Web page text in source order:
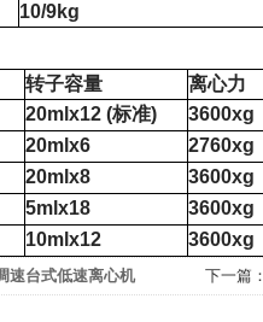
10/9kg
转子容量
离心力
20mlx12 (标准)
3600xg
20mlx6
2760xg
20mlx8
3600xg
5mlx18
3600xg
10mlx12 3600xg
速台式低速离心机 下一篇：